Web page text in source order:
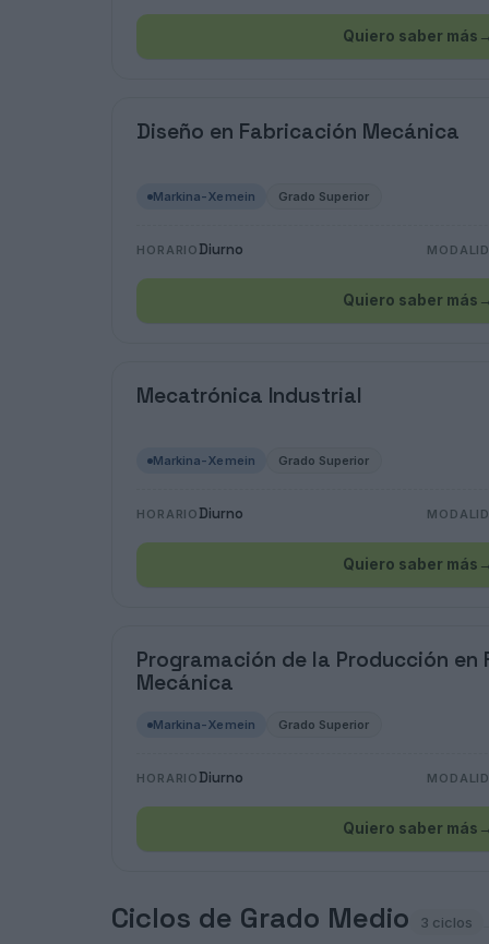
Quiero saber más →
Diseño en Fabricación Mecánica
Markina-Xemein Grado Superior
HORARIO Diurno
Quiero saber más →
Mecatrónica Industrial
Markina-Xemein Grado Superior
HORARIO Diurno
Quiero saber más →
Programación de la Producción en
Mecánica
Markina-Xemein Grado Superior
HORARIO Diurno
Quiero saber más →
Ciclos de Grado Medio 3 ciclos